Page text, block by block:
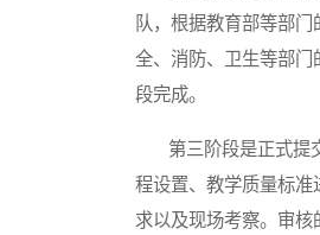
队，根据教育部等部
全、消防、卫生等部
段完成。
第三阶段是正式提交
程设置、教学质量标
求以及现场考察。审核